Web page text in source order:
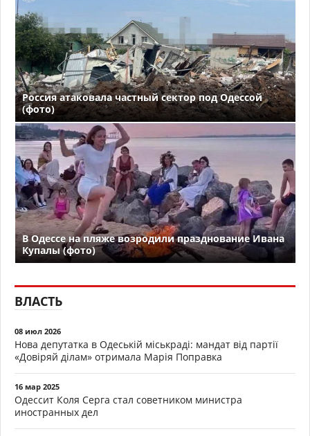
Россия атаковала частный сектор под Одессой
(фото)
В Одессе на пляже возродили празднование Ивана
Купалы (фото)
ВЛАСТЬ
08 июл 2026
Нова депутатка в Одеській міськраді: мандат від партії
«Довіряй ділам» отримала Марія Поправка
16 мар 2025
Одессит Коля Серга стал советником министра
иностранных дел